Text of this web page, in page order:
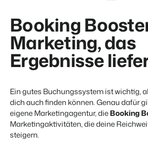
Booking
Marketing, das
Ergebnisse
Ein gutes Buchungssystem ist wichtig,
dich auch finden können. Genau dafür
eigene Marketingagentur, dieBooking
Marketingaktivitäten, die deine
steigern.